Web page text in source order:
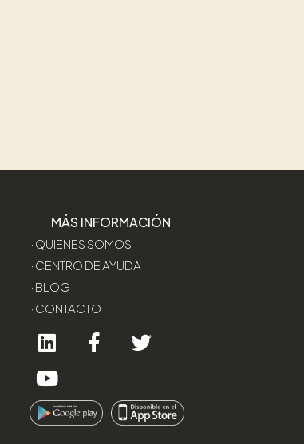
MÁS INFORMACIÓN
· QUIENES SOMOS
· CENTRO DE AYUDA
· BLOG
· CONTACTO